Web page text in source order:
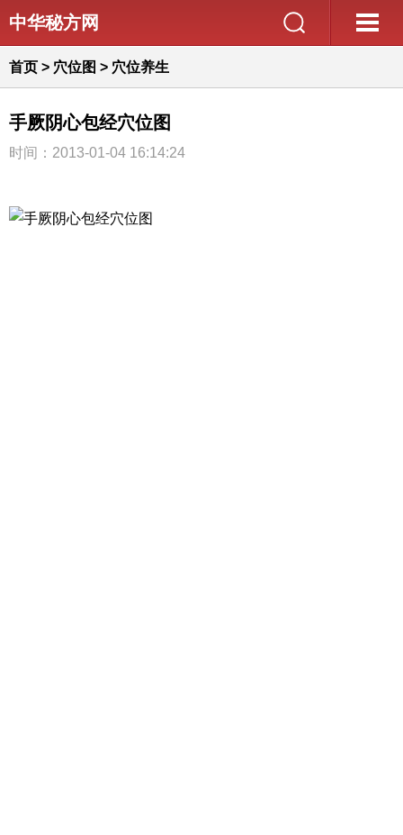
中华秘方网
首页 > 穴位图 > 穴位养生
手厥阴心包经穴位图
时间：2013-01-04 16:14:24